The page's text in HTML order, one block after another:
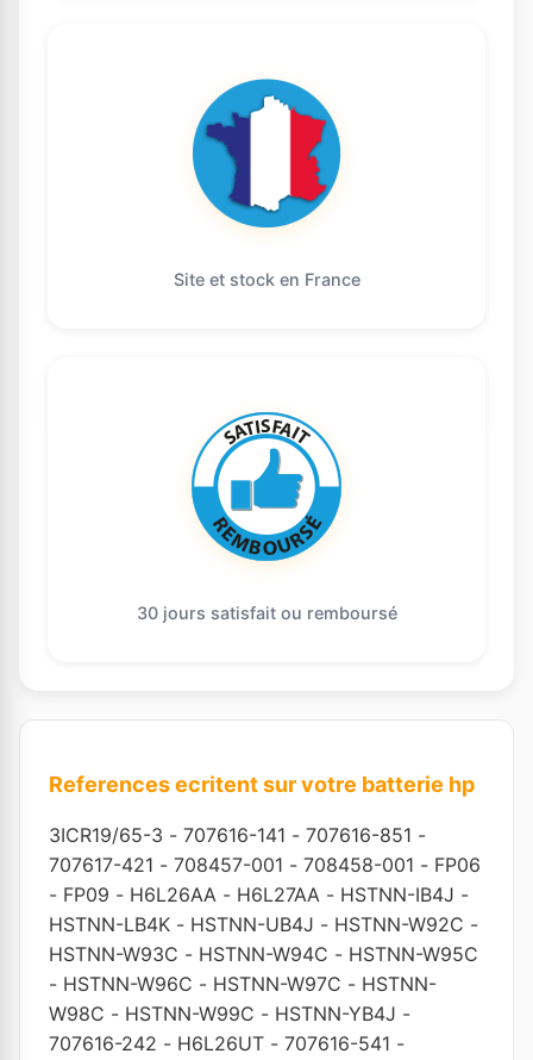
Site et stock en France
30 jours satisfait ou remboursé
References ecritent sur votre batterie hp
3ICR19/65-3 - 707616-141 - 707616-851 -
707617-421 - 708457-001 - 708458-001 - FP06
- FP09 - H6L26AA - H6L27AA - HSTNN-IB4J -
HSTNN-LB4K - HSTNN-UB4J - HSTNN-W92C -
HSTNN-W93C - HSTNN-W94C - HSTNN-W95C
- HSTNN-W96C - HSTNN-W97C - HSTNN-
W98C - HSTNN-W99C - HSTNN-YB4J -
707616-242 - H6L26UT - 707616-541 -